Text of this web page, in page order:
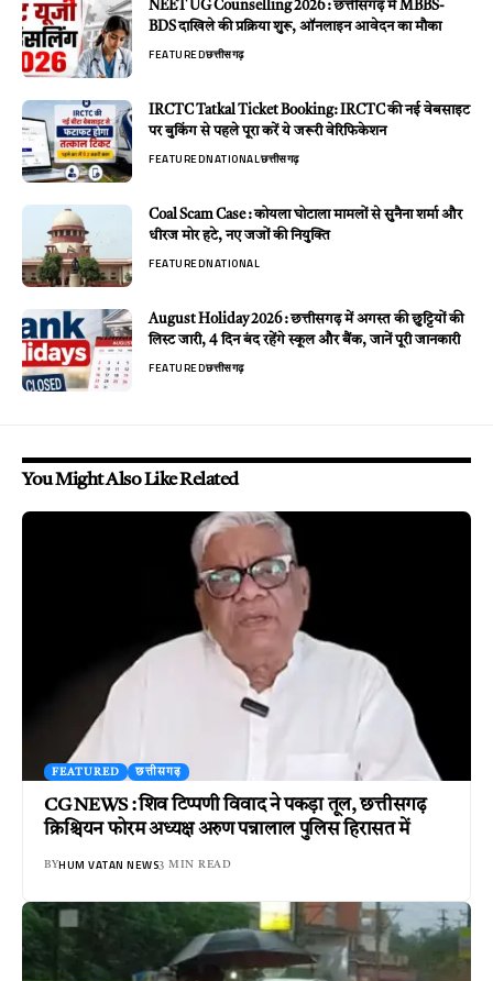
NEET UG Counselling 2026 : छत्तीसगढ़ में MBBS-
BDS दाखिले की प्रक्रिया शुरू, ऑनलाइन आवेदन का मौका
FEATUREDछत्तीसगढ़
IRCTC Tatkal Ticket Booking: IRCTC की नई वेबसाइट
पर बुकिंग से पहले पूरा करें ये जरूरी वेरिफिकेशन
FEATUREDNATIONALछत्तीसगढ़
Coal Scam Case : कोयला घोटाला मामलों से सुनैना शर्मा और
धीरज मोर हटे, नए जजों की नियुक्ति
FEATUREDNATIONAL
August Holiday 2026 : छत्तीसगढ़ में अगस्त की छुट्टियों की
लिस्ट जारी, 4 दिन बंद रहेंगे स्कूल और बैंक, जानें पूरी जानकारी
FEATUREDछत्तीसगढ़
You Might Also Like Related
FEATURED छत्तीसगढ़
CG NEWS : शिव टिप्पणी विवाद ने पकड़ा तूल, छत्तीसगढ़
क्रिश्चियन फोरम अध्यक्ष अरुण पन्नालाल पुलिस हिरासत में
BYHUM VATAN NEWS3 MIN READ